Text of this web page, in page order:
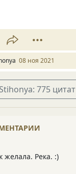
08 ноя 2021
Stihonya: 775 цитат
желала. Река. :)